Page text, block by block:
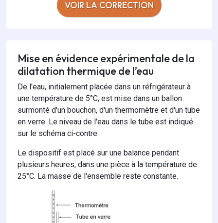
VOIR LA CORRECTION
Mise en évidence expérimentale de la
dilatation thermique de l’eau
De l'eau, initialement placée dans un réfrigérateur à
une température de 5°C, est mise dans un ballon
surmonté d'un bouchon, d'un thermomètre et d'un tube
en verre. Le niveau de l'eau dans le tube est indiqué
sur le schéma ci-contre.
Le dispositif est placé sur une balance pendant
plusieurs heures, dans une pièce à la température de
25°C. La masse de l'ensemble reste constante.